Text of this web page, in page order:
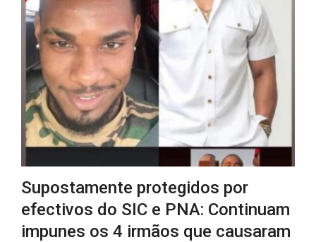
Supostamente protegidos por
efectivos do SIC e PNA: Continuam
impunes os 4 irmãos que causaram